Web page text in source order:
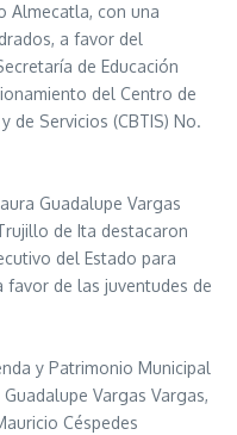
Almecatla, con una
a favor del
de Educación
del Centro de
de Servicios (CBTIS) No.
Guadalupe Vargas
de Ita destacaron
del Estado para
favor de las juventudes de
y Patrimonio Municipal
Vargas Vargas,
Céspedes